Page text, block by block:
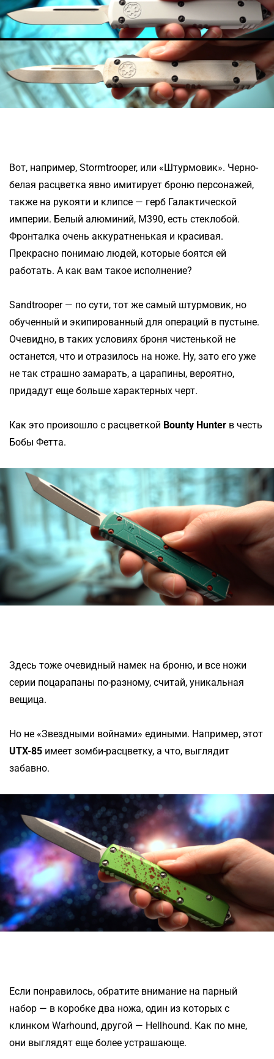
Вот, например, Stormtrooper, или «Штурмовик». Черно-
белая расцветка явно имитирует броню персонажей,
также на рукояти и клипсе — герб Галактической
империи. Белый алюминий, M390, есть стеклобой.
Фронталка очень аккуратненькая и красивая.
Прекрасно понимаю людей, которые боятся ей
работать. А как вам такое исполнение?
Sandtrooper — по сути, тот же самый штурмовик, но
обученный и экипированный для операций в пустыне.
Очевидно, в таких условиях броня чистенькой не
останется, что и отразилось на ноже. Ну, зато его уже
не так страшно замарать, а царапины, вероятно,
придадут еще больше характерных черт.
Как это произошло с расцветкой Bounty Hunter в честь
Бобы Фетта.
Здесь тоже очевидный намек на броню, и все ножи
серии поцарапаны по-разному, считай, уникальная
вещица.
Но не «Звездными войнами» едиными. Например, этот
UTX-85 имеет зомби-расцветку, а что, выглядит
забавно.
Если понравилось, обратите внимание на парный
набор — в коробке два ножа, один из которых с
клинком Warhound, другой — Hellhound. Как по мне,
они выглядят еще более устрашающе.